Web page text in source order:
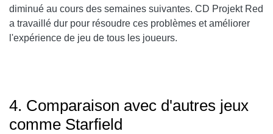
diminué au cours des semaines suivantes. CD Projekt Red
a travaillé dur pour résoudre ces problèmes et améliorer
l'expérience de jeu de tous les joueurs.
4. Comparaison avec d'autres jeux
comme Starfield